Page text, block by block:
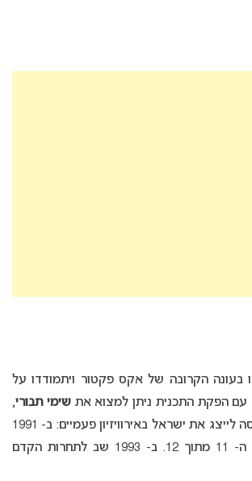
בעונה הקרובה של אקס פקטור ויתמודדו על
שימי תבורי,
. תבורי ניסה לייצג את ישראל באירוויזיון פעמיים: ב- 1991
השתתף בקדם אירוויזיון עם השיר “מתגעגע לרומנטיקה” שהגיע למקום ה- 11 מתוך 12. ב- 1993 שב לתחרות הקדם